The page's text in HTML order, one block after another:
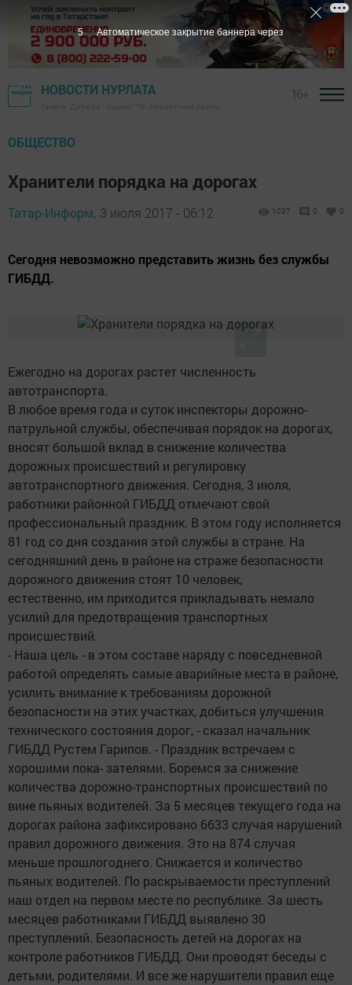
НОВОСТИ НУРЛАТА
ОБЩЕСТВО
Хранители порядка на дорогах
Татар-Информ, 3 июля 2017 - 06:12 1037 0 0
Сегодня невозможно представить жизнь без службы
ГИБДД.
Ежегодно на дорогах растет численность
автотранспорта.
В любое время года и суток инспекторы дорожно-
патрульной службы, обеспечивая порядок на дорогах,
вносят большой вклад в снижение количества
дорожных происшествий и регулировку
автотранспортного движения. Сегодня, 3 июля,
работники районной ГИБДД отмечают свой
профессиональный праздник. В этом году исполняется
81 год со дня создания этой службы в стране. На
сегодняшний день в районе на страже безопасности
дорожного движения стоят 10 человек,
естественно, им приходится прикладывать немало
усилий для предотвращения транспортных
происшествий.
- Наша цель - в этом составе наряду с повседневной
работой определять самые аварийные места в районе,
усилить внимание к требованиям дорожной
безопасности на этих участках, добиться улучшения
технического состояния дорог, - сказал начальник
ГИБДД Рустем Гарипов. - Праздник встречаем с
хорошими пока- зателями. Боремся за снижение
количества дорожно-транспортных происшествий по
вине пьяных водителей. За 5 месяцев текущего года на
дорогах района зафиксировано 6633 случая нарушений
правил дорожного движения. Это на 874 случая
меньше прошлогоднего. Снижается и количество
пьяных водителей. По раскрываемости преступлений
наш отдел на первом месте по республике. За шесть
месяцев работниками ГИБДД выявлено 30
преступлений. Безопасность детей на дорогах на
контроле работников ГИБДД. Они проводят беседы с
детьми, родителями. И все же нарушители правил еще
4 Автоматическое закрытие баннера через